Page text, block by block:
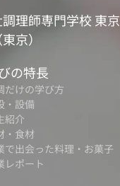
調理師専門学校 東京
東京）
の特長
だけの学び方
・設備
紹介
・食材
で出会った料理・お菓子
レポート